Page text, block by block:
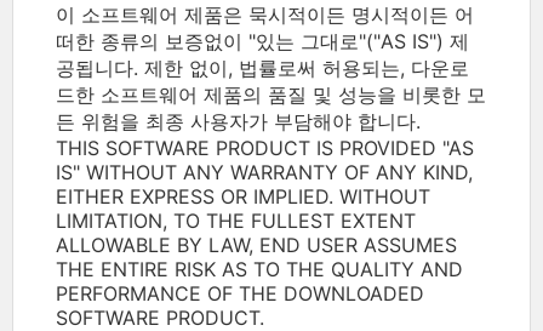
이 소프트웨어 제품은 묵시적이든 명시적이든 어
떠한 종류의 보증없이 "있는 그대로"("AS IS") 제
공됩니다. 제한 없이, 법률로써 허용되는, 다운로
드한 소프트웨어 제품의 품질 및 성능을 비롯한 모
든 위험을 최종 사용자가 부담해야 합니다.
THIS SOFTWARE PRODUCT IS PROVIDED "AS
IS" WITHOUT ANY WARRANTY OF ANY KIND,
EITHER EXPRESS OR IMPLIED. WITHOUT
LIMITATION, TO THE FULLEST EXTENT
ALLOWABLE BY LAW, END USER ASSUMES
THE ENTIRE RISK AS TO THE QUALITY AND
PERFORMANCE OF THE DOWNLOADED
SOFTWARE PRODUCT.